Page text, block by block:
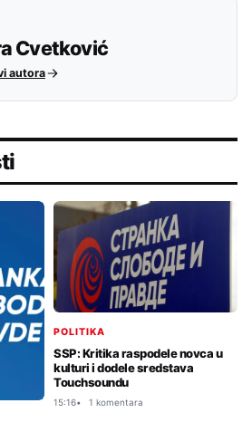
Cvetković
autora
POLITIKA
SSP: Kritika raspodele novca u
kulturi i dodele sredstava
Touchsoundu
15:16 1 komentara